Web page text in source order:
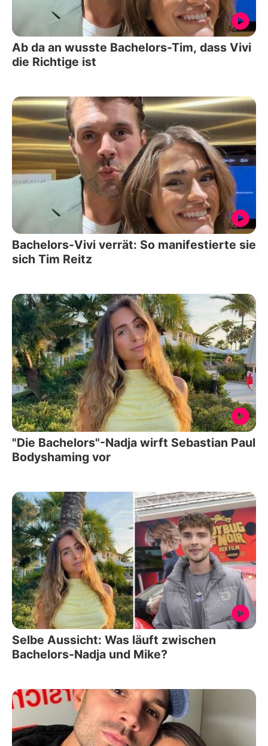
Ab da an wusste Bachelors-Tim, dass Vivi
die Richtige ist
Bachelors-Vivi verrät: So manifestierte sie
sich Tim Reitz
"Die Bachelors"-Nadja wirft Sebastian Paul
Bodyshaming vor
Selbe Aussicht: Was läuft zwischen
Bachelors-Nadja und Mike?